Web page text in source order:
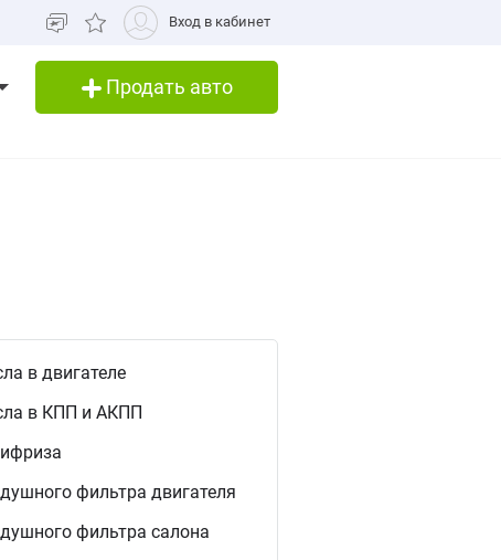
Вход в кабинет
Продать авто
в двигателе
в КПП и АКПП
фильтра двигателя
фильтра салона